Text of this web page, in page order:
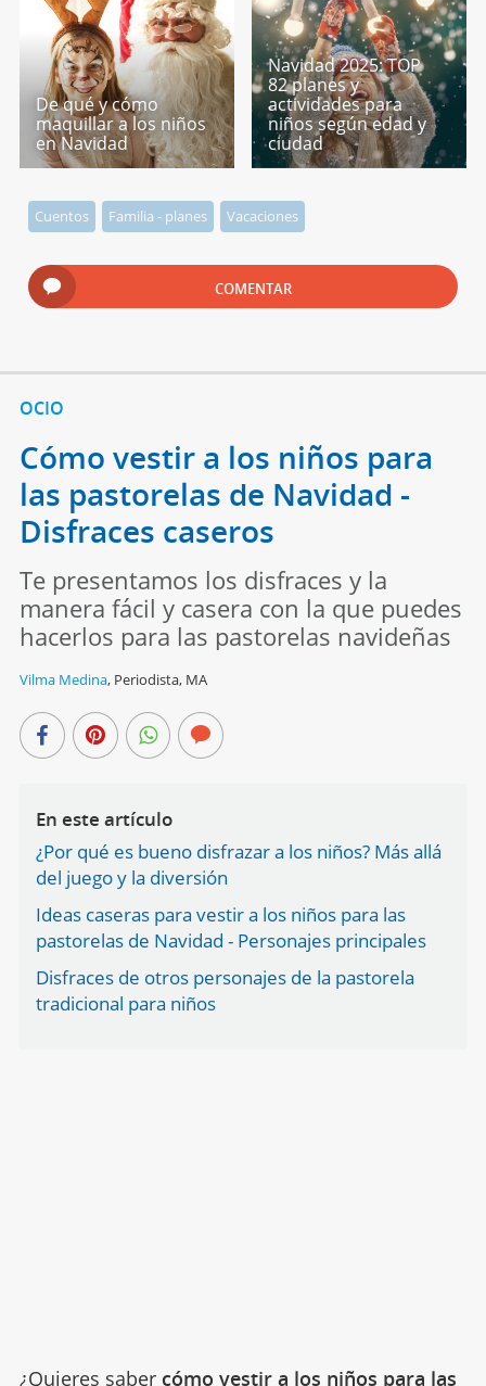
De qué y cómo
maquillar a los niños
en Navidad
Navidad 2025: TOP
82 planes y
actividades para
niños según edad y
ciudad
Cuentos Familia - planes Vacaciones
COMENTAR
OCIO
Cómo vestir a los niños para
las pastorelas de Navidad -
Disfraces caseros
Te presentamos los disfraces y la
manera fácil y casera con la que puedes
hacerlos para las pastorelas navideñas
Vilma Medina, Periodista, MA
En este artículo
¿Por qué es bueno disfrazar a los niños? Más allá
del juego y la diversión
Ideas caseras para vestir a los niños para las
pastorelas de Navidad - Personajes principales
Disfraces de otros personajes de la pastorela
tradicional para niños
¿Quieres saber cómo vestir a los niños para las